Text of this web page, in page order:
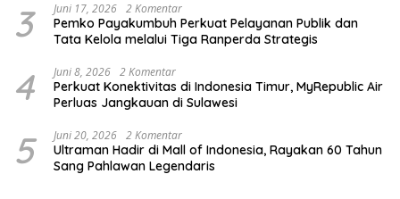
3 Juni 17, 2026 2 Komentar
Pemko Payakumbuh Perkuat Pelayanan Publik dan
Tata Kelola melalui Tiga Ranperda Strategis
4 Juni 8, 2026 2 Komentar
Perkuat Konektivitas di Indonesia Timur, MyRepublic Air
Perluas Jangkauan di Sulawesi
5 Juni 20, 2026 2 Komentar
Ultraman Hadir di Mall of Indonesia, Rayakan 60 Tahun
Sang Pahlawan Legendaris